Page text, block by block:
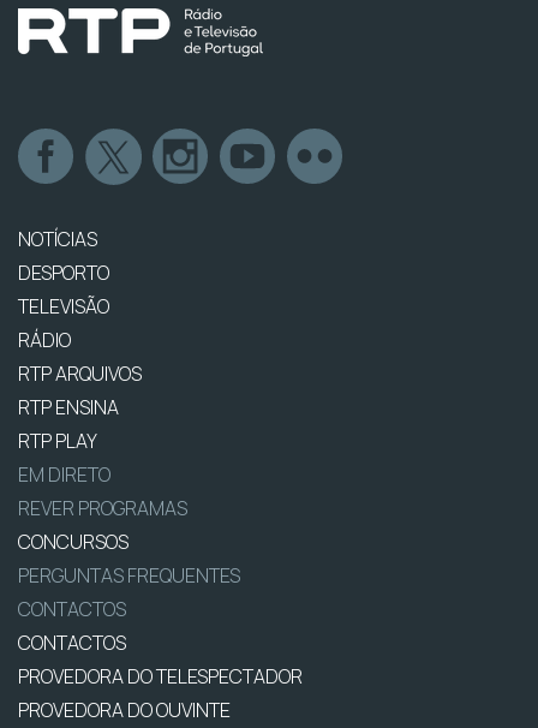
NOTÍCIAS
DESPORTO
TELEVISÃO
RÁDIO
RTP ARQUIVOS
RTP ENSINA
RTP PLAY
EM DIRETO
REVER PROGRAMAS
CONCURSOS
PERGUNTAS FREQUENTES
CONTACTOS
CONTACTOS
PROVEDORA DO TELESPECTADOR
PROVEDORA DO OUVINTE